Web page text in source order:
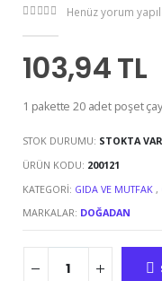
Henüz yorum
103,94 TL
1 pakette 20 adet poşet
STOK DURUMU: STOKTA VAR
ÜRÜN KODU: 200121
KATEGORI: GIDA VE MUTFAK ,
MARKALAR: DOĞADAN